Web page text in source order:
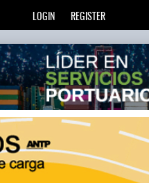
LOGIN REGISTER